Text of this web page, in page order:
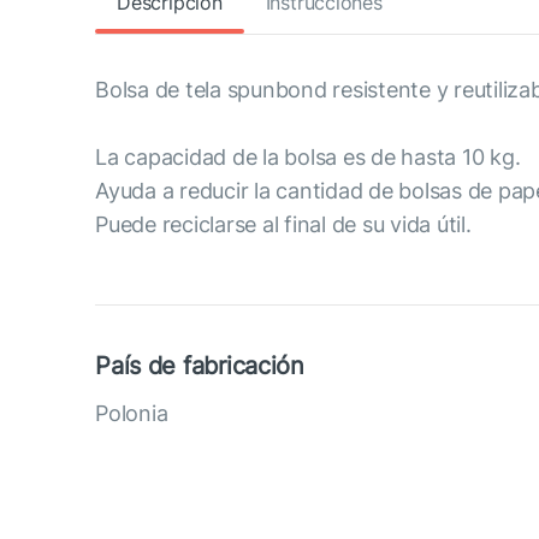
Bolsa de tela spunbond resistente y
La capacidad de la bolsa es de hasta 10 kg.
Ayuda a reducir la cantidad de bolsas de
Puede reciclarse al final de su vida útil.
País de fabricación
Polonia